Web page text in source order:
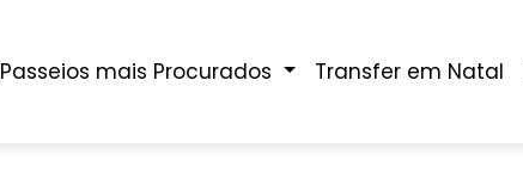
Passeios mais Procurados Transfer em Natal